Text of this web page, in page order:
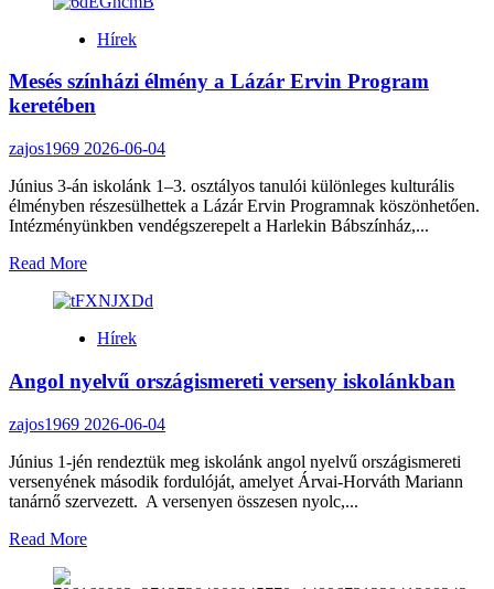
iskola
Hírek
Mesés színházi élmény a Lázár Ervin Program
keretében
zajos1969 2026-06-04
Június 3-án iskolánk 1–3. osztályos tanulói különleges kulturális
élményben részesülhettek a Lázár Ervin Programnak köszönhetően.
Intézményünkben vendégszerepelt a Harlekin Bábszínház,...
Read MoreRead
about
színházi
a
Ervin
keretében
Hírek
Angol nyelvű országismereti verseny iskolánkban
zajos1969 2026-06-04
Június 1-jén rendeztük meg iskolánk angol nyelvű országismereti
versenyének második fordulóját, amelyet Árvai-Horváth Mariann
tanárnő szervezett. A versenyen összesen nyolc,...
Read MoreRead